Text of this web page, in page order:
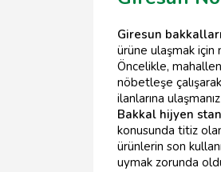
Giresun bakkalları
ürüne ulaşmak için
Öncelikle,
nöbetleşe
ilanlarına
Bakkal hijyen
konusunda titiz
ürünlerin son
uymak zorunda